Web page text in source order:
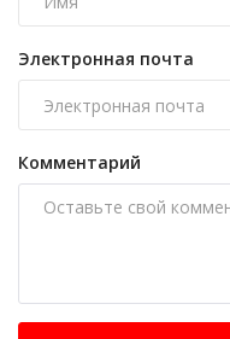
Электронная почта
Комментарий